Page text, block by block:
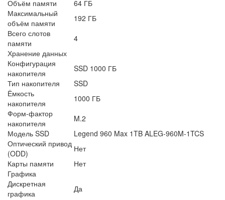
Объём памяти
64 ГБ
Максимальный
объём памяти
192 ГБ
Всего слотов
памяти
4
Хранение данных
Конфигурация
накопителя
SSD 1000 ГБ
Тип накопителя
SSD
Ёмкость
накопителя
1000 ГБ
Форм-фактор
накопителя
M.2
Модель SSD
Legend 960 Max 1TB ALEG-960M-1TCS
Оптический привод
(ODD)
Нет
Карты памяти
Нет
Графика
Дискретная
графика
Да